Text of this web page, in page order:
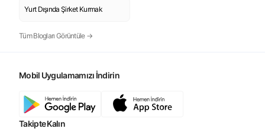
Yurt Dışında Şirket Kurmak
Tüm Blogları Görüntüle →
Mobil Uygulamamızı İndirin
Takipte Kalın